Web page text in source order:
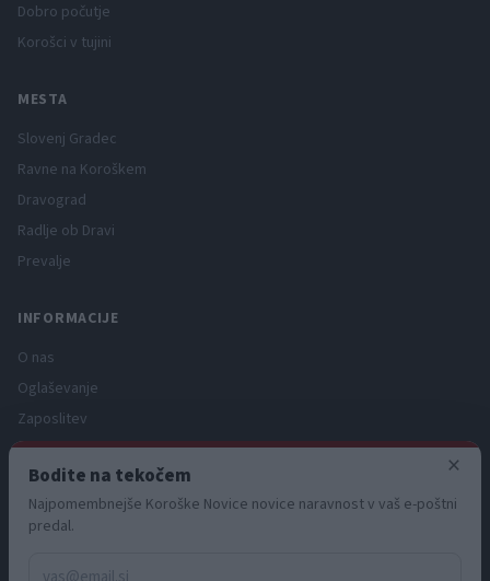
Dobro počutje
Korošci v tujini
MESTA
Slovenj Gradec
Ravne na Koroškem
Dravograd
Radlje ob Dravi
Prevalje
INFORMACIJE
O nas
Oglaševanje
Zaposlitev
Pravno obvestilo
Zasebnost in piškotki
Storitve
Pogoji uporabe
×
Bodite na tekočem
Najpomembnejše Koroške Novice novice naravnost v vaš e-poštni
predal.